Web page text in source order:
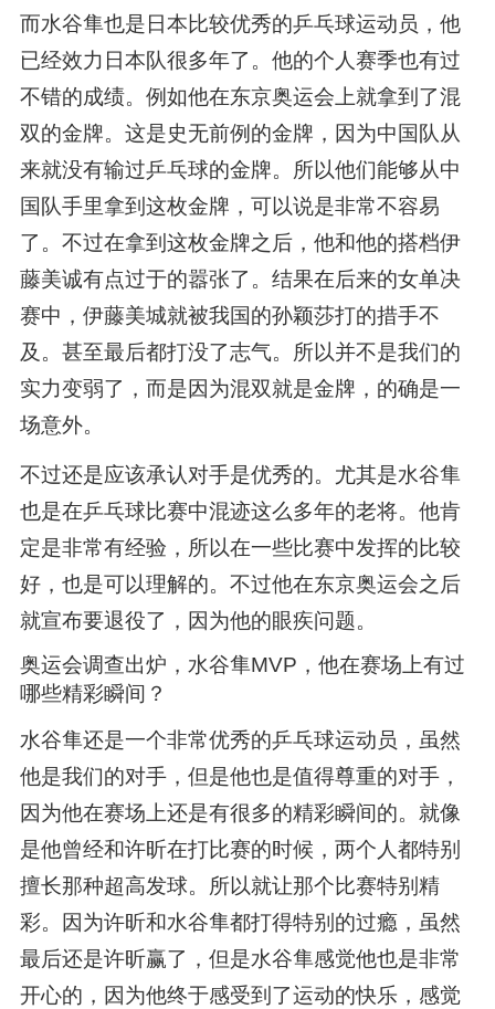
而水谷隼也是日本比较优秀的乒乓球运动员，他
已经效力日本队很多年了。他的个人赛季也有过
不错的成绩。例如他在东京奥运会上就拿到了混
双的金牌。这是史无前例的金牌，因为中国队从
来就没有输过乒乓球的金牌。所以他们能够从中
国队手里拿到这枚金牌，可以说是非常不容易
了。不过在拿到这枚金牌之后，他和他的搭档伊
藤美诚有点过于的嚣张了。结果在后来的女单决
赛中，伊藤美城就被我国的孙颖莎打的措手不
及。甚至最后都打没了志气。所以并不是我们的
实力变弱了，而是因为混双就是金牌，的确是一
场意外。
不过还是应该承认对手是优秀的。尤其是水谷隼
也是在乒乓球比赛中混迹这么多年的老将。他肯
定是非常有经验，所以在一些比赛中发挥的比较
好，也是可以理解的。不过他在东京奥运会之后
就宣布要退役了，因为他的眼疾问题。
奥运会调查出炉，水谷隼MVP，他在赛场上有过
哪些精彩瞬间？
水谷隼还是一个非常优秀的乒乓球运动员，虽然
他是我们的对手，但是他也是值得尊重的对手，
因为他在赛场上还是有很多的精彩瞬间的。就像
是他曾经和许昕在打比赛的时候，两个人都特别
擅长那种超高发球。所以就让那个比赛特别精
彩。因为许昕和水谷隼都打得特别的过瘾，虽然
最后还是许昕赢了，但是水谷隼感觉他也是非常
开心的，因为他终于感受到了运动的快乐，感觉